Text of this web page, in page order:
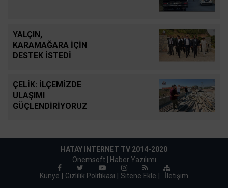
YALÇIN,
KARAMAĞARA İÇİN
DESTEK İSTEDİ
ÇELİK: İLÇEMİZDE
ULAŞIMI
GÜÇLENDİRİYORUZ
HATAY INTERNET TV 2014-2020
Onemsoft |
Haber Yazılımı
Künye
Gizlilik Politikası Sitene Ekle İletişim